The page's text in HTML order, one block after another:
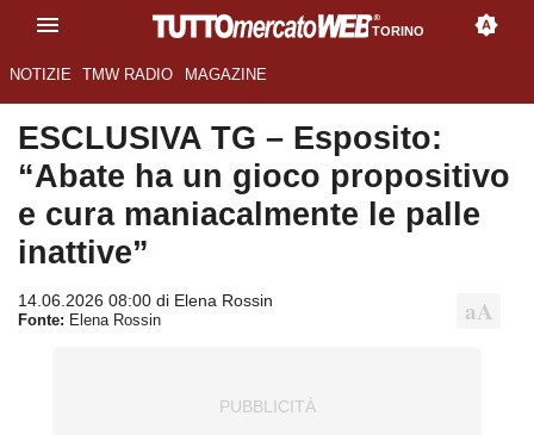
TORINO
NOTIZIE TMW RADIO MAGAZINE
ESCLUSIVA TG – Esposito:
“Abate ha un gioco propositivo
e cura maniacalmente le palle
inattive”
14.06.2026 08:00 di Elena Rossin
Fonte: Elena Rossin